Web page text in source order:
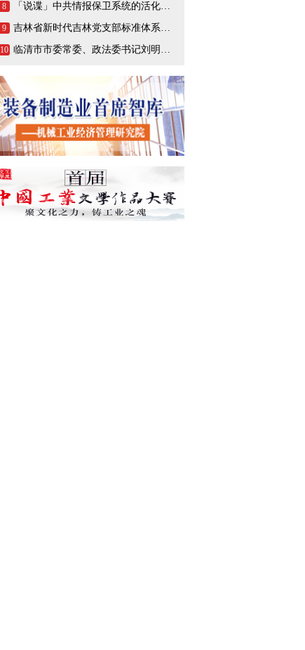
8 「说谍」中共情报保卫系统的活化石，一生战斗在情报战线的陈养山
9 吉林省新时代吉林党支部标准体系（BTX）建设把基层党支部打造成坚强的战斗堡垒
10 临清市市委常委、政法委书记刘明峰领导一行莅临连城智造小镇·烟店轴承产业园调研指导